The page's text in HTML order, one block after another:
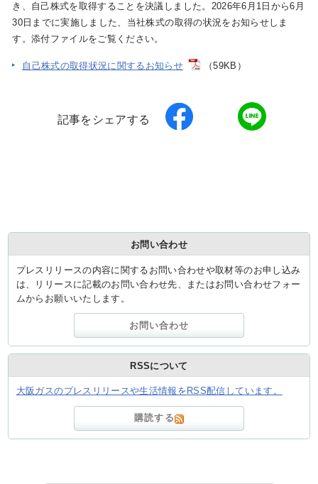
企業情報
お問い合わせ English
採用情報
プレスリリース
き、自己株式を取得することを決議しました。2026年6月1日から6月
30日までに実施しました、当社株式の取得の状況をお知らせしま
す。添付ファイルをご覧ください。
自己株式の取得状況に関するお知らせ （59KB）
記事をシェアする
お問い合わせ
プレスリリースの内容に関するお問い合わせや取材等のお申し込み
は、リリースに記載のお問い合わせ先、またはお問い合わせフォー
ムからお願いいたします。
お問い合わせ
RSSについて
大阪ガスのプレスリリースや生活情報をRSS配信しています。
購読する